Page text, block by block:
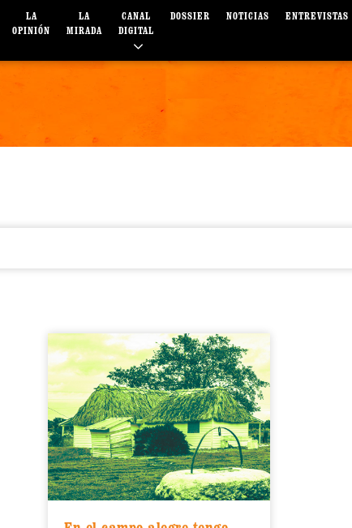
LA
OPINIÓN
LA
MIRADA
CANAL
DIGITAL
DOSSIER NOTICIAS ENTREVISTAS